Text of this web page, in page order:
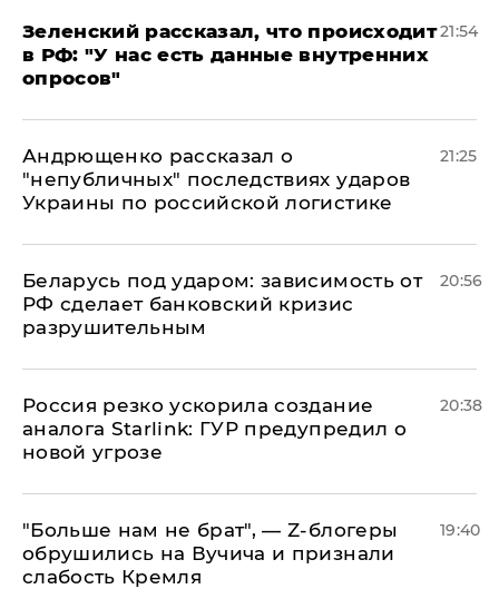
​Зеленский рассказал, что происходит
в РФ: "У нас есть данные внутренних
опросов"
21:54
Андрющенко рассказал о
"непубличных" последствиях ударов
Украины по российской логистике
21:25
Беларусь под ударом: зависимость от
РФ сделает банковский кризис
разрушительным
20:56
​Россия резко ускорила создание
аналога Starlink: ГУР предупредил о
новой угрозе
20:38
​"Больше нам не брат", — Z-блогеры
обрушились на Вучича и признали
слабость Кремля
19:40